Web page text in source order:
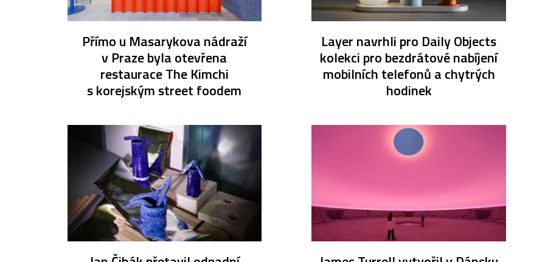
Přímo u Masarykova nádraží
v Praze byla otevřena
restaurace The Kimchi
s korejským street foodem
Layer navrhli pro Daily Objects
kolekci pro bezdrátové nabíjení
mobilních telefonů a chytrých
hodinek